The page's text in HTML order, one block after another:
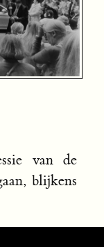
van de
blijkens